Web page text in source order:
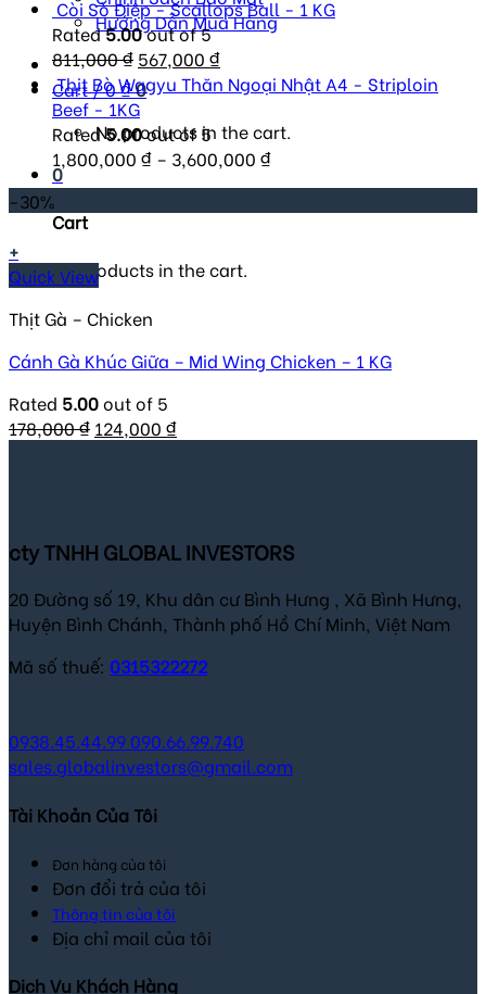
Hướng Dẫn Mua Hàng
Cart /0₫0
No products in the cart.
0
Cart
No products in the cart.
Còi Sò Điệp - Scallops Ball - 1 KG
Rated5.00out of 5
811,000₫ Original
price
was:
811,000 ₫.
567,000 ₫Current
price
567,000 ₫.
Thịt Bò Wagyu Thăn Ngoại Nhật A4 - Striploin
Beef - 1KG
Rated5.00out of 5
1,800,000 ₫ – 3,600,000 ₫
-30%
+
Quick View
Thịt Gà – Chicken
Cánh Gà Khúc Giữa – Mid Wing Chicken – 1 KG
Rated 5.00out of 5
178,000₫ Original
124,000 ₫Current
cty TNHH GLOBAL INVESTORS
20 Đường số 19, Khu dân cư Bình Hưng , Xã Bình Hưng,
Huyện Bình Chánh, Thành phố Hồ Chí Minh, Việt Nam
Mã số thuế: 0315322272
0938.45.44.99090.66.99.740
sales.globalinvestors@gmail.com
Tài Khoản Của Tôi
Đơn hàng của tôi
Đơn đổi trả của tôi
Thông tin của tôi
Địa chỉ mail của tôi
Dịch Vụ Khách Hàng